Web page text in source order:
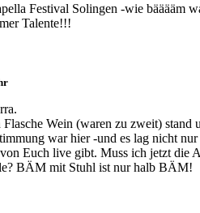
Festival Solingen -wie bääääm
Talente!!!
Wein (waren zu zweit)
war hier -und es lag nicht
Euch live gibt. Muss ich jetzt die
BÄM mit Stuhl ist nur halb BÄM!